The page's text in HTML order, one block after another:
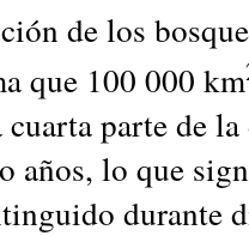
de los
que 100 000 km
parte de
años, lo que
tinguido durante